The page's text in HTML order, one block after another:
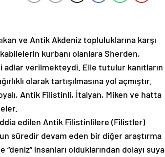
ve Antik Akdeniz topluluklarına karşı
kurbanı olanlara Sherden,
verilmekteydi. Elle tutulur kanıtların
olarak tartışılmasına yol açmıştır.
Antik Filistinli, İtalyan, Miken ve hatta
edilen Antik Filistinlilere (Filistler)
süredir devam eden bir diğer araştırma
insanları olduklarından dolayı suya